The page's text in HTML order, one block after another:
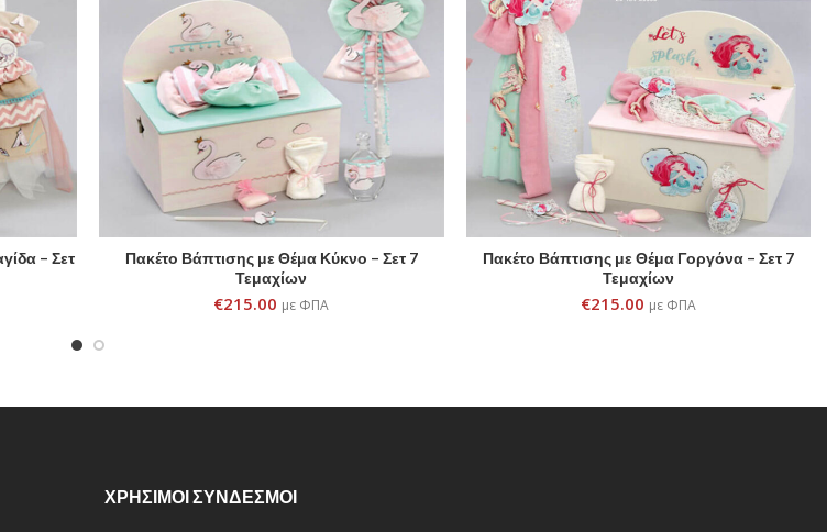
– Σετ
ADD TO CART
Πακέτο Βάπτισης με Θέμα Κύκνο – Σετ 7
Τεμαχίων
€215.00 με ΦΠΑ
ADD TO CART
Πακέτο Βάπτισης με Θέμα Γοργόνα – Σετ 7
Τεμαχίων
€215.00 με ΦΠΑ
ΧΡΗΣΙΜΟΙ ΣΥΝΔΕΣΜΟΙ